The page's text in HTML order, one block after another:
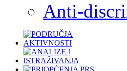
Anti-